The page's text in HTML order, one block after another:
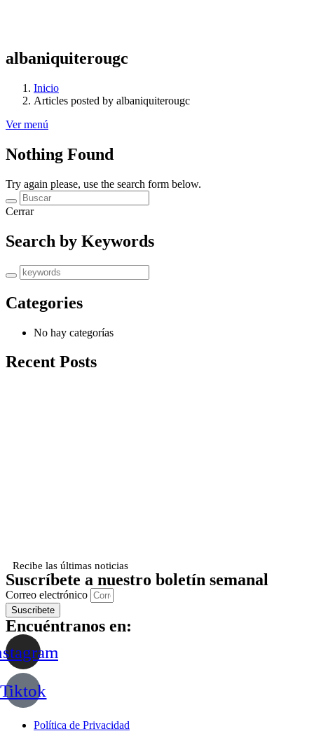
albaniquiterougc
Inicio
Articles posted by albaniquiterougc
Ver menú
Nothing Found
Try again please, use the search form below.
Cerrar
Search by Keywords
Categories
No hay categorías
Recent Posts
Recibe las últimas noticias
Suscríbete a nuestro boletín semanal
Correo electrónico
Suscribete
Encuéntranos en:
Tiktok
Política de Privacidad